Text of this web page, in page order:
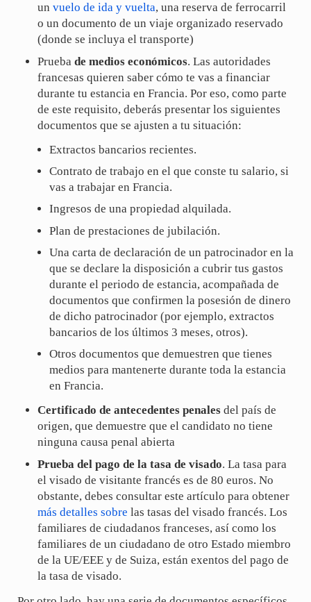
unvuelo de ida y vuelta, una reserva de ferrocarril
o un documento de un viaje organizado reservado
(donde se incluya el transporte)
Pruebade medios económicos. Las autoridades
francesas quieren saber cómo te vas a financiar
durante tu estancia en Francia. Por eso, como parte
de este requisito, deberás presentar los siguientes
documentos que se ajusten a tu situación:
Extractos bancarios recientes.
Contrato de trabajo en el que conste tu salario, si
vas a trabajar en Francia.
Ingresos de una propiedad alquilada.
Plan de prestaciones de jubilación.
Una carta de declaración de un patrocinador en la
que se declare la disposición a cubrir tus gastos
durante el periodo de estancia, acompañada de
documentos que confirmen la posesión de dinero
de dicho patrocinador (por ejemplo, extractos
bancarios de los últimos 3 meses, otros).
Otros documentos que demuestren que tienes
medios para mantenerte durante toda la estancia
en Francia.
Certificado de antecedentes penales del país de
origen, que demuestre que el candidato no tiene
ninguna causa penal abierta
Prueba del pago de la tasa de visado. La tasa para
el visado de visitante francés es de 80 euros. No
obstante, debes consultar este artículo para obtener
más detalles sobre las tasas del visado francés. Los
familiares de ciudadanos franceses, así como los
familiares de un ciudadano de otro Estado miembro
de la UE/EEE y de Suiza, están exentos del pago de
la tasa de visado.